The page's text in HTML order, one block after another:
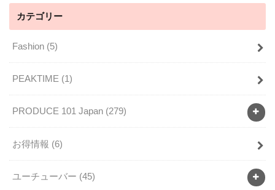
カテゴリー
Fashion (5)
PEAKTIME (1)
PRODUCE 101 Japan (279)
お得情報 (6)
ユーチューバー (45)